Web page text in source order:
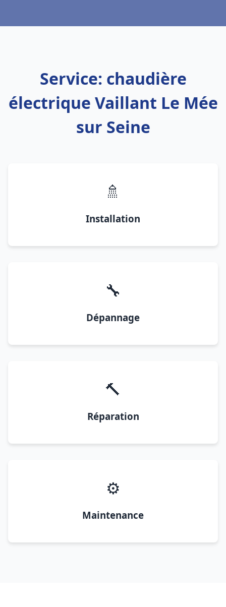
Service: chaudière
électrique Vaillant Le Mée
sur Seine
🚿
Installation
🔧
Dépannage
🔨
Réparation
⚙️
Maintenance